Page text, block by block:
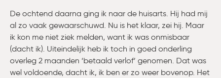
De ochtend daarna ging ik naar de huisarts. Hij had mij
al zo vaak gewaarschuwd. Nu is het klaar, zei hij. Maar
ik kon me niet ziek melden, want ik was onmisbaar
(dacht ik). Uiteindelijk heb ik toch in goed onderling
overleg 2 maanden ‘betaald verlof’ genomen. Dat was
wel voldoende, dacht ik, ik ben er zo weer bovenop. Het